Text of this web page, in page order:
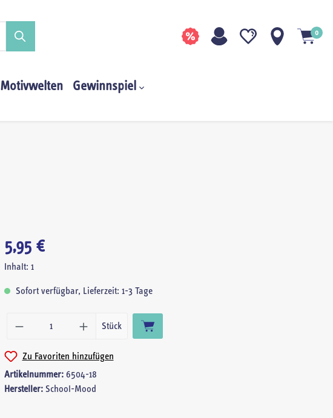
0
Motivwelten Gewinnspiel
5,95 €
Inhalt: 1
Sofort verfügbar, Lieferzeit: 1-3 Tage
Produkt Anzahl: Gib den
Stück
Zu Favoriten hinzufügen
Artikelnummer: 6504-18
Hersteller: School-Mood